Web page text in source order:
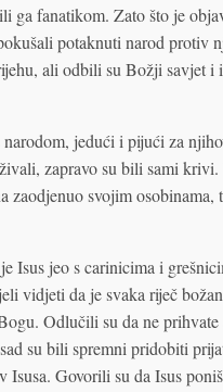
ga fanatikom. Zato što je
potaknuti narod protiv
ali odbili su Božji savjet
narodom, jedući i pijući za
zapravo su bili sami
zaodjenuo svojim
Isus jeo s carinicima i
vidjeti da je svaka riječ
Odlučili su da ne prihvate
su bili spremni pridobiti
Govorili su da Isus